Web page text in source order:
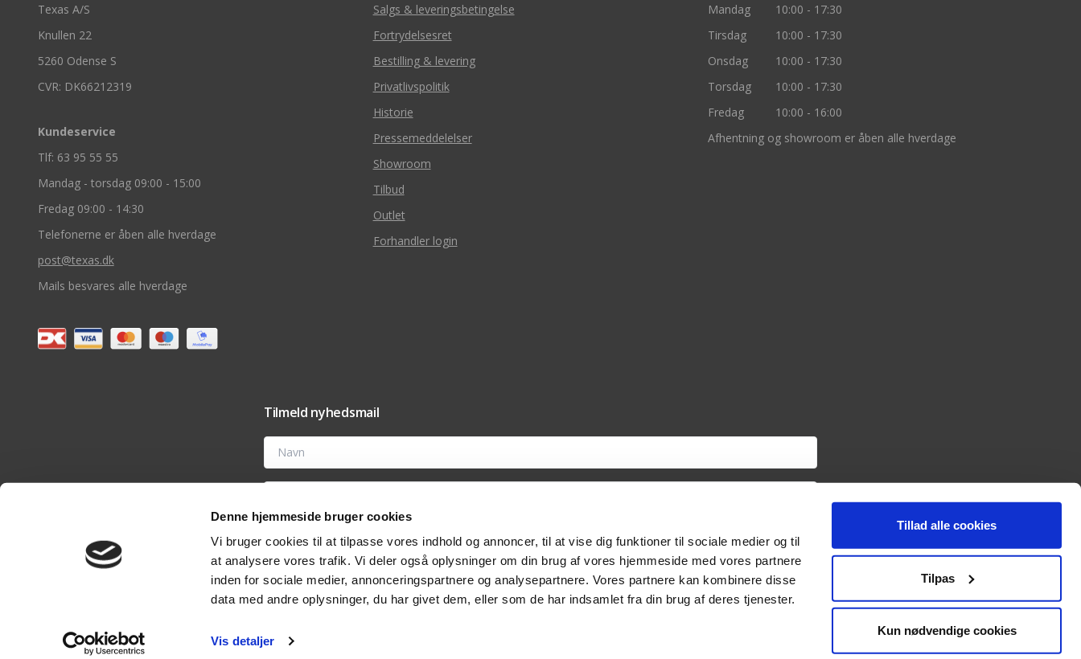
Denne hjemmeside bruger cookies
Vi bruger cookies til at tilpasse vores indhold og annoncer, til at vise dig funktioner til sociale medier og til
at analysere vores trafik. Vi deler også oplysninger om din brug af vores hjemmeside med vores partnere
inden for sociale medier, annonceringspartnere og analysepartnere. Vores partnere kan kombinere disse
data med andre oplysninger, du har givet dem, eller som de har indsamlet fra din brug af deres tjenester.
Vis detaljer
Tillad alle cookies
Tilpas
Kun nødvendige cookies
Texas A/S
Knullen 22
5260 Odense S
CVR: DK66212319
Kundeservice
Tlf: 63 95 55 55
Mandag - torsdag 09:00 - 15:00
Fredag 09:00 - 14:30
Telefonerne er åben alle hverdage
post@texas.dk
Mails besvares alle hverdage
Salgs & leveringsbetingelse
Fortrydelsesret
Bestilling & levering
Privatlivspolitik
Historie
Pressemeddelelser
Showroom
Tilbud
Outlet
Forhandler login
Mandag
10:00 - 17:30
Tirsdag
10:00 - 17:30
Onsdag
10:00 - 17:30
Torsdag
10:00 - 17:30
Fredag
10:00 - 16:00
Afhentning og showroom er åben alle hverdage
Tilmeld nyhedsmail
Navn
tilbehør og vedligeholdelse hertil via e-mail. Du kan til enhver tid trække dit samtykket tilbage via afmeldingslinket i hver
nyhedsmail eller ved at kontakte os på post@texas.dk. Når du modtager vores nyhedsmail, indsamler vi oplysninger om dig via
analyseværktøjer til at optimere indholdet af vores nyhedsmail. Læs mere om behandlingen af dine personoplysninger og
rettigheder i vores
privatlivspolitik